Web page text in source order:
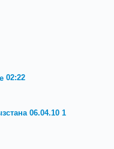
02:22
06.04.10 1